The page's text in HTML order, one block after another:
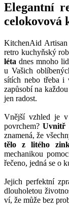
Elegantní
celokovová
KitchenAid
retro kuchyňský
léta dnes mnoho
u Vašich
sítích nebo třeba i
zapůsobí na
jen radost.
Vnější vzhled je
povrchem?Uvnitř
znamená, že
tělo z litého
mechanikou
řečeno, jedná se o
Jejich perfektní
dlouholetou
ví, že může bez